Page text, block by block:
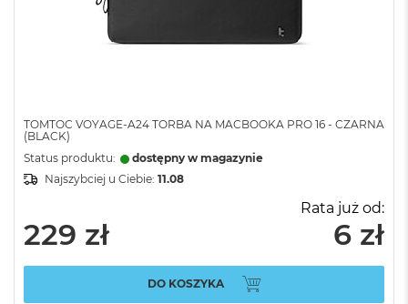
TOMTOC VOYAGE-A24 TORBA NA MACBOOKA PRO 16 - CZARNA
(BLACK)
Status produktu:
dostępny w magazynie
Najszybciej u Ciebie: 11.08
229 zł
Rata już od:
6 zł
DO KOSZYKA